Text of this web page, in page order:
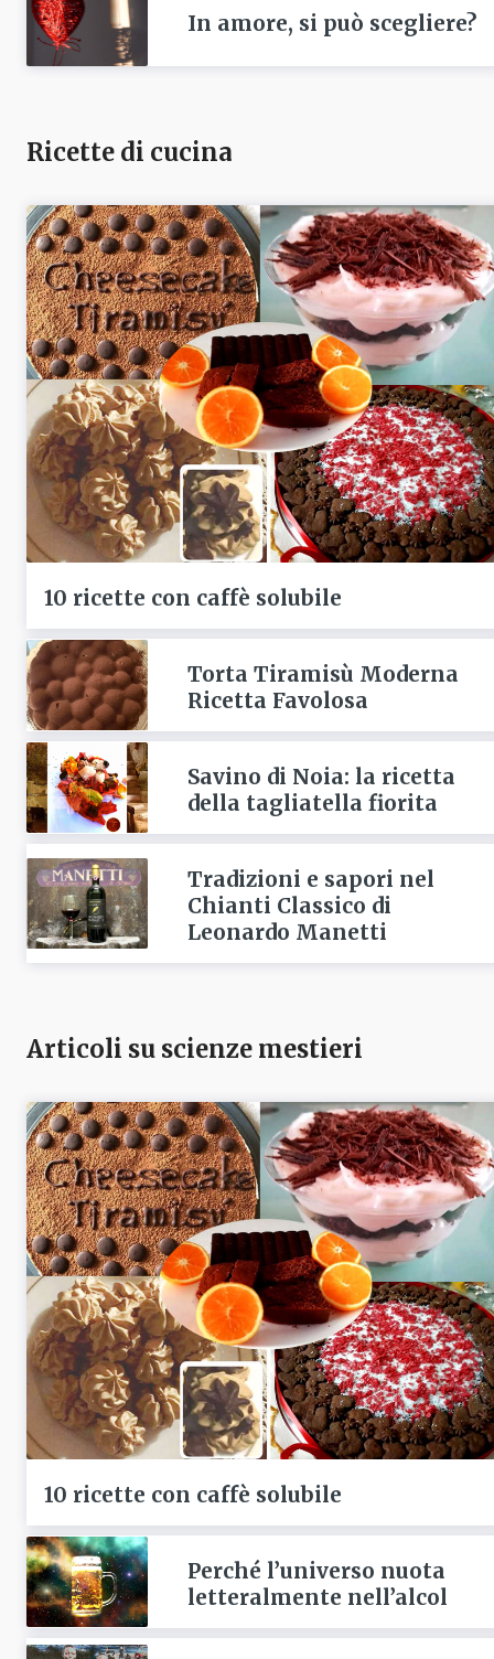
In amore, si può scegliere?
Ricette di cucina
10 ricette con caffè solubile
Torta Tiramisù Moderna
Ricetta Favolosa
Savino di Noia: la ricetta
della tagliatella fiorita
Tradizioni e sapori nel
Chianti Classico di
Leonardo Manetti
Articoli su scienze mestieri
10 ricette con caffè solubile
Perché l’universo nuota
letteralmente nell’alcol